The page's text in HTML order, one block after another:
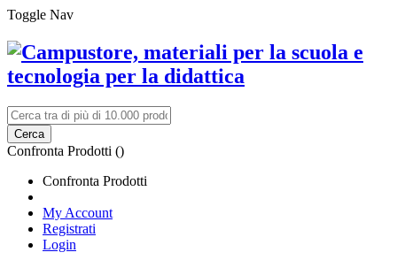
Toggle Nav
Cerca
Confronta Prodotti ()
Confronta Prodotti
My Account
Registrati
Login